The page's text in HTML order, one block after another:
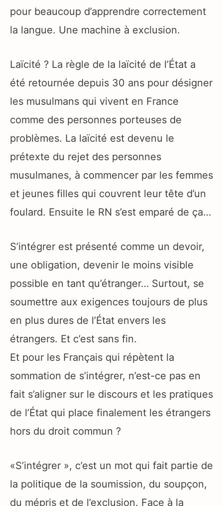
pour beaucoup d’apprendre correctement
la langue. Une machine à exclusion.
Laïcité ? La règle de la laïcité de l’État a
été retournée depuis 30 ans pour désigner
les musulmans qui vivent en France
comme des personnes porteuses de
problèmes. La laïcité est devenu le
prétexte du rejet des personnes
musulmanes, à commencer par les femmes
et jeunes filles qui couvrent leur tête d’un
foulard. Ensuite le RN s’est emparé de ça…
S’intégrer est présenté comme un devoir,
une obligation, devenir le moins visible
possible en tant qu’étranger… Surtout, se
soumettre aux exigences toujours de plus
en plus dures de l’État envers les
étrangers. Et c’est sans fin.
Et pour les Français qui répètent la
sommation de s’intégrer, n’est-ce pas en
fait s’aligner sur le discours et les pratiques
de l’État qui place finalement les étrangers
hors du droit commun ?
«S’intégrer », c’est un mot qui fait partie de
la politique de la soumission, du soupçon,
du mépris et de l’exclusion. Face à la